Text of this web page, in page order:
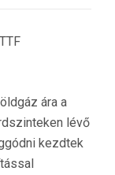
ára a
lévő
kezdtek